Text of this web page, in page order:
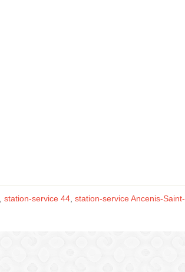
station-service 44 station-service Ancenis-Saint-